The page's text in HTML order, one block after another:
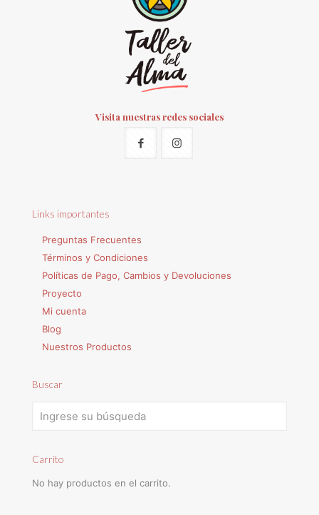
Visita nuestras redes sociales
Links importantes
Preguntas Frecuentes
Términos y Condiciones
Políticas de Pago, Cambios y Devoluciones
Proyecto
Mi cuenta
Blog
Nuestros Productos
Buscar
Carrito
No hay productos en el carrito.